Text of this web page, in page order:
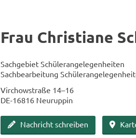
Frau Chris­tia­ne
Sach­ge­biet Schü­ler­an­ge­le­gen­hei­ten
Sach­be­ar­bei­tung
Virch­ow­stra­ße 14–16
DE-​16816 Neu­rup­pin
Nach­richt schrei­ben